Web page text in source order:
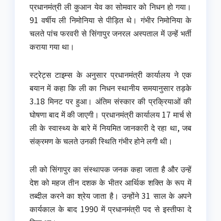
प्रधानमंत्री ली कुआन येव का सोमवार को निधन हो गया।
91 वर्षीय ली निमोनिया से पीड़ित थे। गंभीर निमोनिया के
चलते पांच फरवरी से सिंगापुर जनरल अस्पताल में उन्‍हें भर्ती
कराया गया था।
स्ट्रेट्स टाइम्स के अनुसार प्रधानमंत्री कार्यालय ने एक
बयान में कहा कि ली का निधन स्थानीय समयानुसार तड़के
3.18 मिनट पर हुआ। अंतिम संस्कार की प्रक्रियाओं की
घोषणा बाद में की जाएगी। प्रधानमंत्री कार्यालय 17 मार्च से
ली के स्वास्थ्य के बारे में नियमित जानकारी दे रहा था, जब
संक्रमण के चलते उनकी स्थिति गंभीर होने लगी थी।
ली को सिंगापुर का संस्थापक जनक कहा जाता है और उन्हें
देश को महज तीन दशक के भीतर आर्थिक शक्ति के रूप में
तब्दील करने का श्रेय जाता है। उन्होंने 31 साल के अपने
कार्यकाल के बाद 1990 में प्रधानमंत्री पद से इस्तीफा दे